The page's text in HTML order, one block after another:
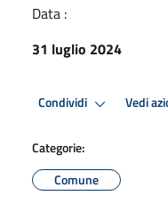
Data :
31 luglio 2024
Condividi Vedi
Categorie:
Comune